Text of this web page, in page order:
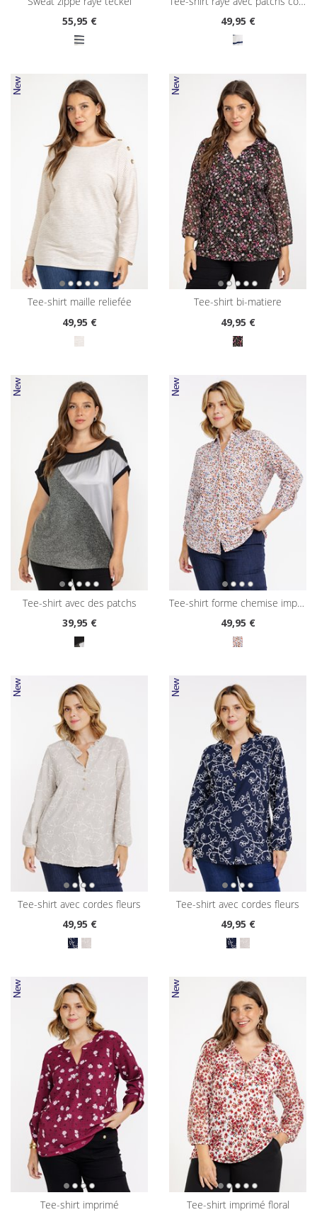
55,95 €
49,95 €
tee-shirt maille reliefée
49,95 €
tee-shirt bi-matiere
49,95 €
tee-shirt avec des patchs
39,95 €
tee-shirt forme chemise imprimé
49,95 €
tee-shirt avec cordes fleurs
49,95 €
tee-shirt avec cordes fleurs
49,95 €
tee-shirt imprimé
tee-shirt imprimé floral